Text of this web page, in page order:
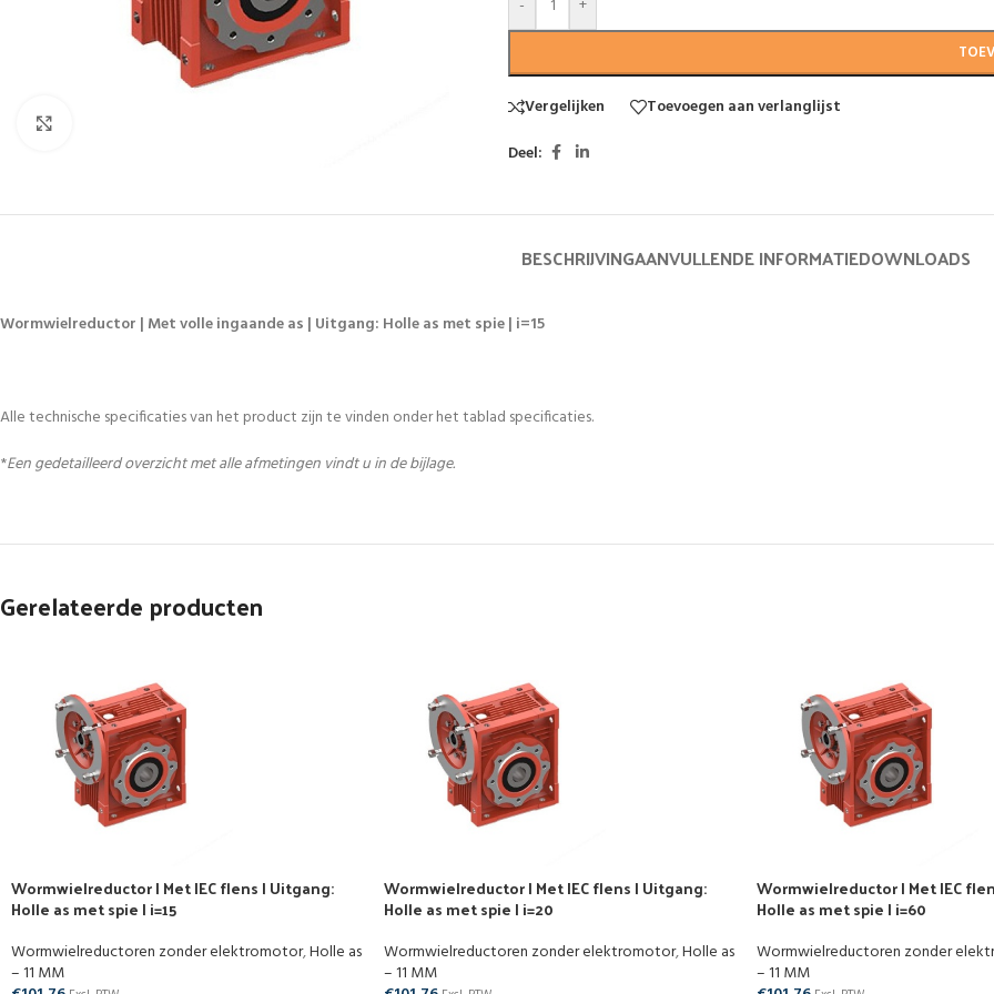
- +
Vergelijken
Toevoegen aan verlanglijst
Deel:
BESCHRIJVINGAANVULLENDE INFORMATIEDOWNLOADS
Wormwielreductor | Met volle ingaande as | Uitgang: Holle as met spie | i=15
Alle technische specificaties van het product zijn te vinden onder het tablad specificaties.
*Een gedetailleerd overzicht met alle afmetingen vindt u in de bijlage.
Gerelateerde producten
Wormwielreductor | Met IEC flens | Uitgang:
Holle as met spie | i=15
Wormwielreductoren zonder elektromotor,Holle as
– 11 MM
Wormwielreductor | Met IEC flens | Uitgang:
Holle as met spie | i=20
Wormwielreductoren zonder elektromotor,Holle as
– 11 MM
Wormwielreductor | Met IEC
Holle as met spie | i=60
Wormwielreductoren zonder
– 11 MM